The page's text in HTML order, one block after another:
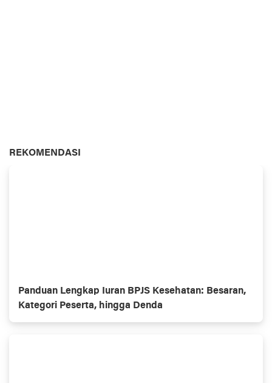
REKOMENDASI
Panduan Lengkap Iuran BPJS Kesehatan: Besaran,
Kategori Peserta, hingga Denda